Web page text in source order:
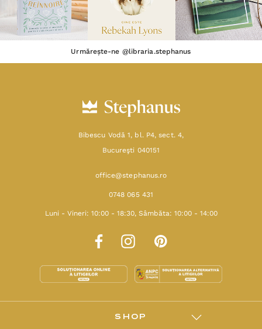
Urmărește-ne @libraria.stephanus
Bibescu Vodă 1, bl. P4, sect. 4,
Bucureşti 040151
office@stephanus.ro
0748 065 431
Luni - Vineri: 10:00 - 18:30, Sâmbăta: 10:00 - 14:00
SHOP